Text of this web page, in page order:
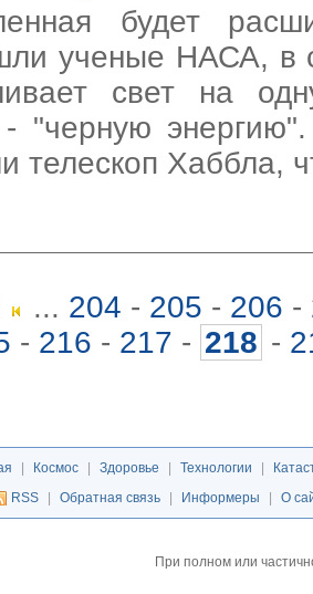
будет
ученые НАСА, в
свет на
"черную
телескоп Хаббла,
... 204 - 205 - 206 -
- 216 - 217 - 218 -
Космос Здоровье Технологии
RSS
Обратная связь Информеры О
При полном или